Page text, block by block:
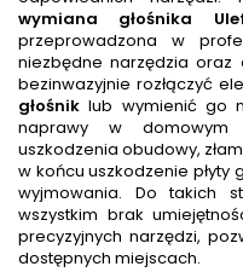
wymiana głośnika
przeprowadzona w
niezbędne narzędzia oraz
bezinwazyjnie rozłączyć
głośnik lub wymienić go
naprawy w domowym
uszkodzenia obudowy,
w końcu uszkodzenie płyty
wyjmowania. Do takich
wszystkim brak
precyzyjnych narzędzi,
dostępnych miejscach.